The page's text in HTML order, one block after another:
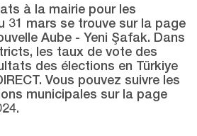
à la mairie pour les
31 mars se trouve sur la page
Aube - Yeni Şafak. Dans
les taux de vote des
des élections en Türkiye
Vous pouvez suivre les
municipales sur la page